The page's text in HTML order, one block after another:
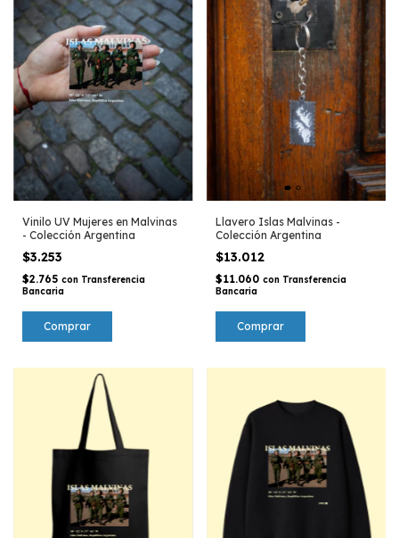
Vinilo UV Mujeres en Malvinas
- Colección Argentina
$3.253
$2.765 con Transferencia
Bancaria
Llavero Islas Malvinas -
Colección Argentina
$13.012
$11.060 con Transferencia
Bancaria